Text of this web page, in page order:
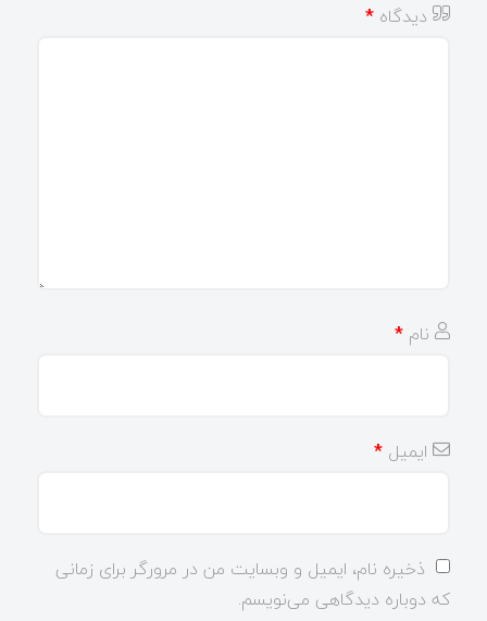
دیدگاه *
نام *
ایمیل *
ذخیره نام، ایمیل و وبسایت من در مرورگر برای زمانی
که دوباره دیدگاهی می‌نویسم.